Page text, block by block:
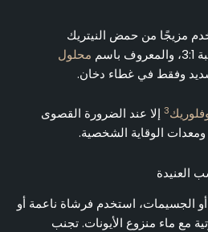
مزيجًا من حمض النيتريك
محلول
وفقط في غطاء دخان.
3 إلا عند الضرورة القصوى
الوقاية الشخصية.
العنيدة
الجسيمات، استخدم فرشاة ناعمة أو
مع ماء منزوع الأيونات. تجنب